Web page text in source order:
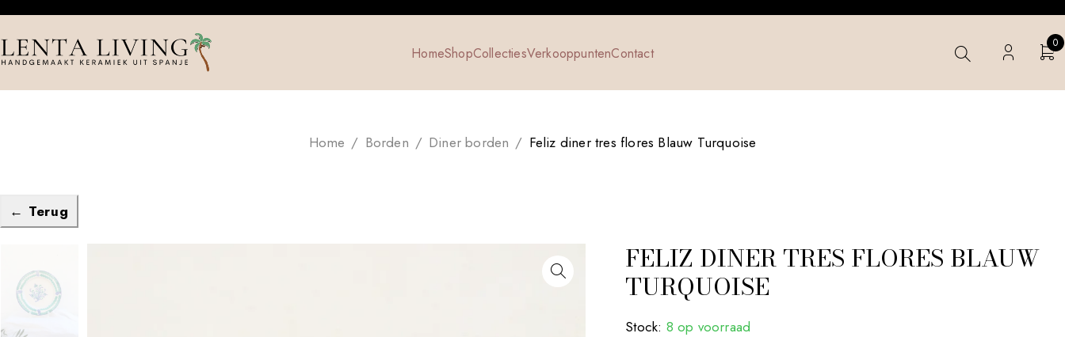
HomeShopCollectiesVerkooppuntenContact
0
Home / Borden / Diner borden / Feliz diner tres flores Blauw Turquoise
← Terug
FELIZ DINER TRES FLORES BLAUW
TURQUOISE
Stock: 8 op voorraad